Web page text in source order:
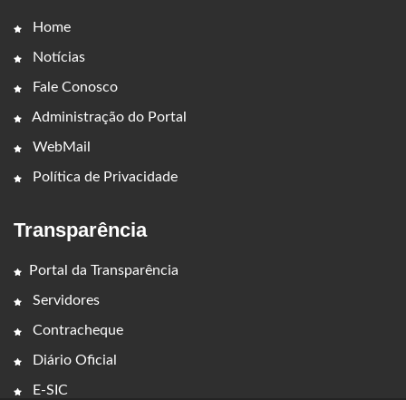
Home
Notícias
Fale Conosco
Administração do Portal
WebMail
Política de Privacidade
Transparência
Portal da Transparência
Servidores
Contracheque
Diário Oficial
E-SIC